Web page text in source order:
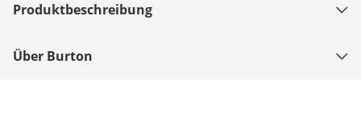
Produktbeschreibung
Über Burton